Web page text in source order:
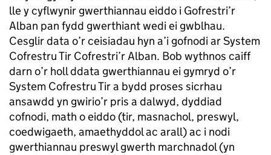
lle y cyflwynir gwerthiannau eiddo i Gofrestri’r
Alban pan fydd gwerthiant wedi ei gwblhau.
Cesglir data o’r ceisiadau hyn a’i gofnodi ar System
Cofrestru Tir Cofrestri’r Alban. Bob wythnos caiff
darn o’r holl ddata gwerthiannau ei gymryd o’r
System Cofrestru Tir a bydd proses sicrhau
ansawdd yn gwirio’r pris a dalwyd, dyddiad
cofnodi, math o eiddo (tir, masnachol, preswyl,
coedwigaeth, amaethyddol ac arall) ac i nodi
gwerthiannau preswyl gwerth marchnadol (yn